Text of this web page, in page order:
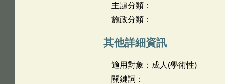
主題分類：
施政分類：
其他詳細資訊
適用對象：成人(學術性)
關鍵詞：